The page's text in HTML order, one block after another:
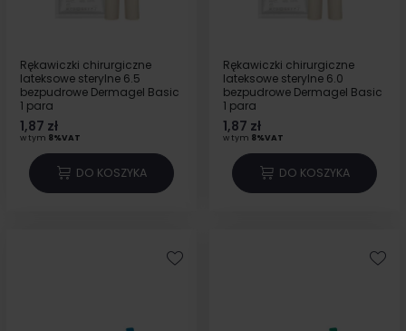
Rękawiczki chirurgiczne
lateksowe sterylne 6.5
bezpudrowe Dermagel Basic
1 para
1,87 zł
w tym 8%VAT
DO KOSZYKA
Rękawiczki chirurgiczne
lateksowe sterylne 6.0
bezpudrowe Dermagel Basic
1 para
1,87 zł
w tym 8%VAT
DO KOSZYKA